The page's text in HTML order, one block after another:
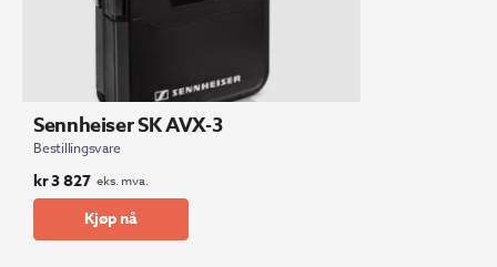
Sennheiser SK AVX-3
Bestillingsvare
kr3 827 eks. mva.
Kjøp nå